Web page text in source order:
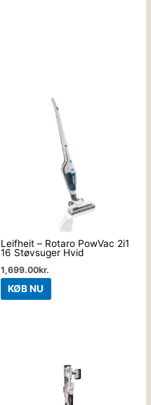
Leifheit – Rotaro PowVac 2i1
16 Støvsuger Hvid
1,699.00kr.
KØB NU